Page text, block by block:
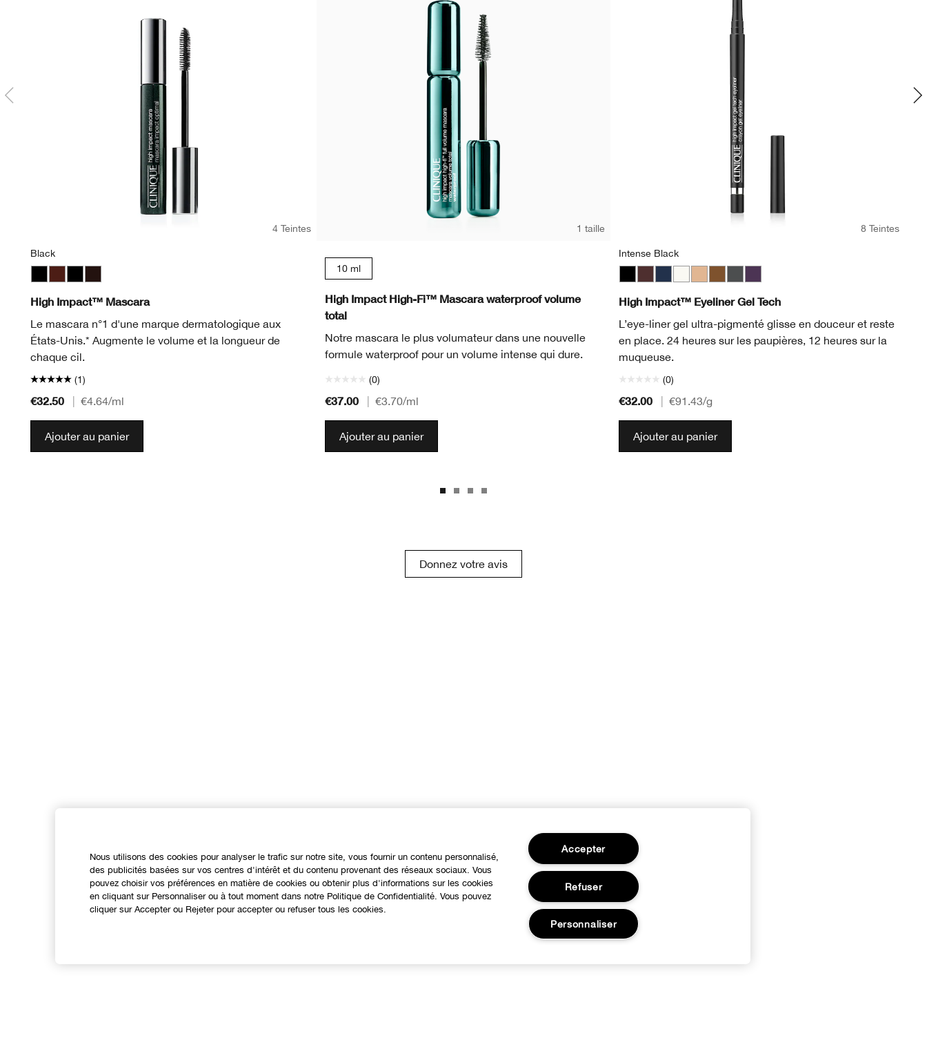
4 Teintes
Black
High Impact™ Mascara
Le mascara n°1 d'une marque dermatologique aux
États-Unis.* Augmente le volume et la longueur de
chaque cil.
(1)
€32.50 €4.64/ml
Ajouter au panier
1 taille
10 ml
High Impact High-Fi™ Mascara waterproof volume
total
Notre mascara le plus volumateur dans une nouvelle
formule waterproof pour un volume intense qui dure.
(0)
€37.00 €3.70/ml
Ajouter au panier
8 Teintes
Intense Black
High Impact™ Eyeliner Gel Tech
L’eye-liner gel ultra-pigmenté glisse en douceur et reste
en place. 24 heures sur les paupières, 12 heures sur la
muqueuse.
(0)
€32.00 €91.43/g
Ajouter au panier
Donnez votre avis
Nous utilisons des cookies pour analyser le trafic sur notre site, vous fournir un contenu personnalisé,
des publicités basées sur vos centres d'intérêt et du contenu provenant des réseaux sociaux. Vous
pouvez choisir vos préférences en matière de cookies ou obtenir plus d'informations sur les cookies
en cliquant sur Personnaliser ou à tout moment dans notre Politique de Confidentialité. Vous pouvez
cliquer sur Accepter ou Rejeter pour accepter ou refuser tous les cookies.
Accepter
Refuser
Personnaliser